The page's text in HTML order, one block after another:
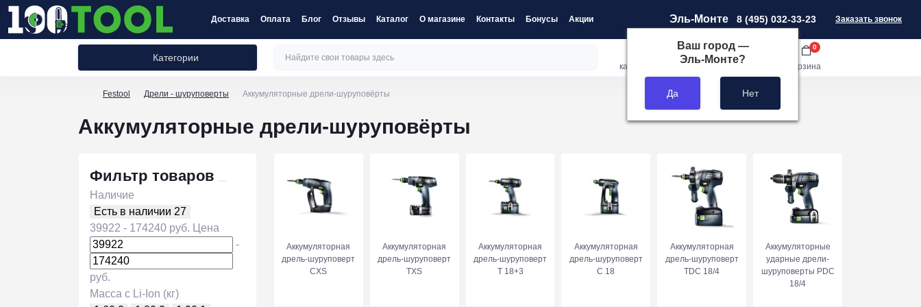
Доставка Оплата Блог Отзывы Каталог О магазине Контакты Бонусы Акции Эль-Монте
Ваш город —
Эль-Монте?
8 (495) 032-33-23 Заказать звонок
Категории
кабинет сравнить закладки корзина
0
Festool Дрели - шуруповерты Аккумуляторные дрели-шуруповёрты
Аккумуляторные дрели-шуруповёрты
Фильтр товаров
Наличие
Есть в наличии 27
39922 - 174240 руб. Цена
-
руб.
Масса с Li-Ion (кг)
Аккумуляторная
дрель-шуруповерт
CXS
Аккумуляторная
дрель-шуруповерт
TXS
Аккумуляторная
дрель-шуруповерт
T 18+3
Аккумуляторная
дрель-шуруповерт
C 18
Аккумуляторная
дрель-шуруповерт
TDC 18/4
Аккумуляторные
ударные дрели-
шуруповерты PDC
18/4